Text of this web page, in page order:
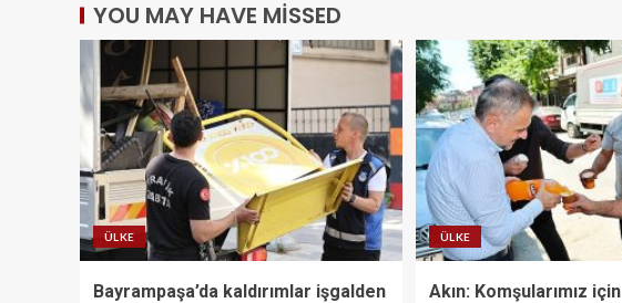
YOU MAY HAVE MISSED
ÜLKE
Bayrampaşa’da kaldırımlar işgalden
ÜLKE
Akın: Komşularımız için